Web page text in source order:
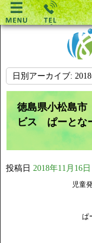
日別アーカイブ:
徳島県小松島
ビス ぱーとな
投稿日 2018年11月16日
児童
ぱ